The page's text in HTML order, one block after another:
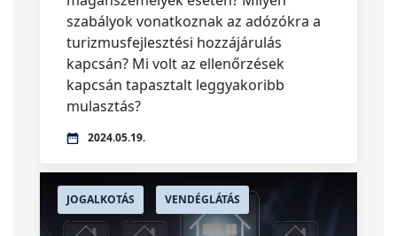
szabályok vonatkoznak az adózókra a
turizmusfejlesztési hozzájárulás
kapcsán? Mi volt az ellenőrzések
kapcsán tapasztalt leggyakoribb
mulasztás?
2024.05.19.
JOGALKOTÁS VENDÉGLÁTÁS